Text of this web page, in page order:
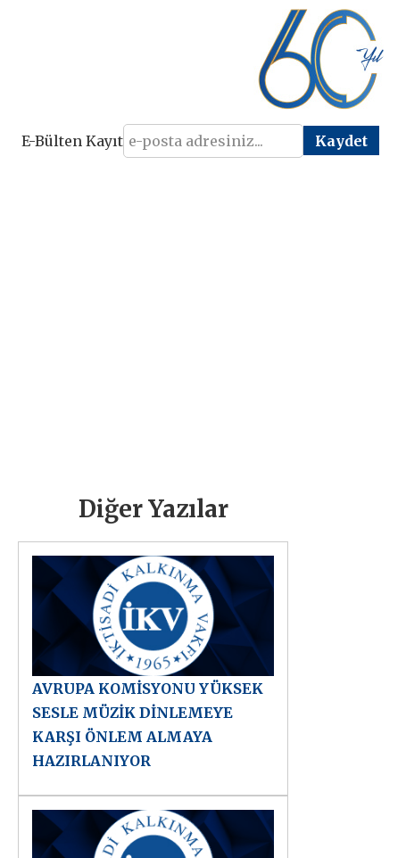
E-Bülten Kayıt
Diğer Yazılar
AVRUPA KOMİSYONU YÜKSEK
SESLE MÜZİK DİNLEMEYE
KARŞI ÖNLEM ALMAYA
HAZIRLANIYOR